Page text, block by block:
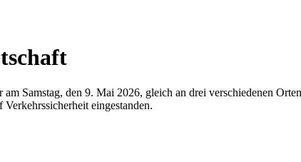
Samstag, den 9. Mai 2026, gleich an drei verschiedenen
eingestanden.